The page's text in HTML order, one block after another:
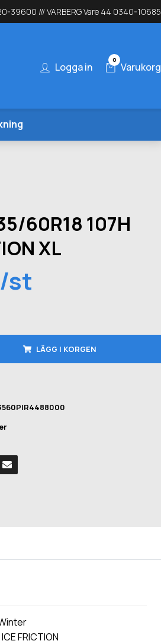
39600 /// VARBERG Vare 44 0340-10685
Logga in
0
Varukorg
60R18 107H
XL
st
LÄGG I KORGEN
ICE FRICTION